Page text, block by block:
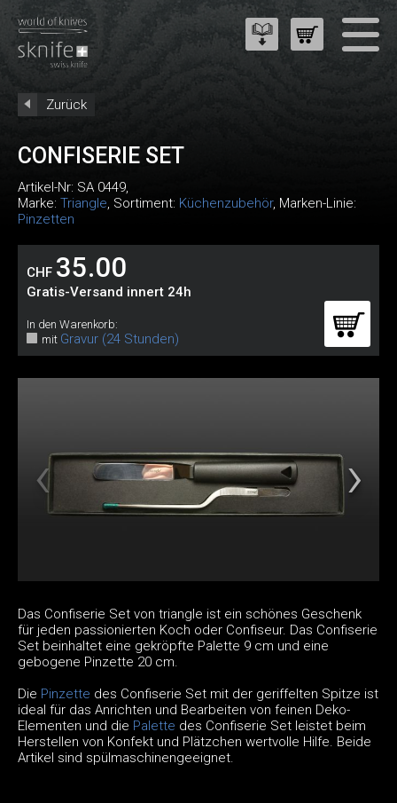
Zurück
CONFISERIE SET
Artikel-Nr: SA 0449,
Marke: Triangle, Sortiment: Küchenzubehör, Marken-Linie:
Pinzetten
CHF 35.00
Gratis-Versand innert 24h
In den Warenkorb:
mit Gravur (24 Stunden)
Das Confiserie Set von triangle ist ein schönes Geschenk
für jeden passionierten Koch oder Confiseur. Das Confiserie
Set beinhaltet eine gekröpfte Palette 9 cm und eine
gebogene Pinzette 20 cm.
Die Pinzette des Confiserie Set mit der geriffelten Spitze ist
ideal für das Anrichten und Bearbeiten von feinen Deko-
Elementen und die Palette des Confiserie Set leistet beim
Herstellen von Konfekt und Plätzchen wertvolle Hilfe. Beide
Artikel sind spülmaschinengeeignet.